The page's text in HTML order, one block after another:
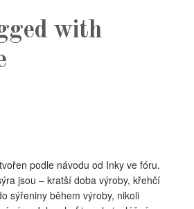
with
podle návodu od Inky ve fóru.
jsou – kratší doba výroby, křehčí
sýřeniny během výroby, nikoli